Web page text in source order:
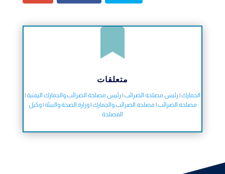
متعلقات
الجمارك| رئيس مصلحة الضرائب| رئيس مصلحة الضرائب والجمارك اليمنية|
مصلحة الضرائب| مصلحة الضرائب والجمارك|وزارة الصحة والبيئة|وكيل
المصلحة